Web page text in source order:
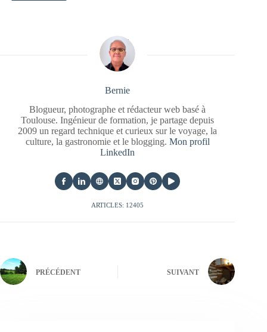
Bernie
Blogueur, photographe et rédacteur web basé à
Toulouse. Ingénieur de formation, je partage depuis
2009 un regard technique et curieux sur le voyage, la
culture, la gastronomie et le blogging. Mon profil
LinkedIn
ARTICLES: 12405
PRÉCÉDENT SUIVANT